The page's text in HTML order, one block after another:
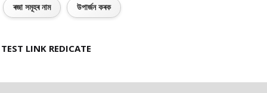
ৰজা সমূহৰ নাম উপাৰ্জন কৰক
TEST LINK REDICATE